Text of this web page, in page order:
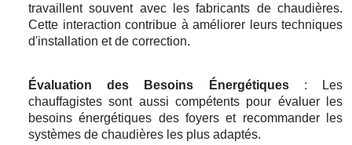
travaillent souvent avec les fabricants de chaudières.
Cette interaction contribue à améliorer leurs techniques
d'installation et de correction.
Évaluation des Besoins Énergétiques: Les
chauffagistes sont aussi compétents pour évaluer les
besoins énergétiques des foyers et recommander les
systèmes de chaudières les plus adaptés.